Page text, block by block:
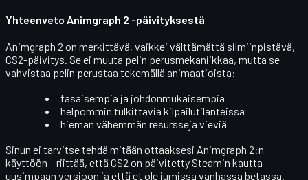
Yhteenveto Animgraph 2 -päivityksestä
Animgraph 2 on merkittävä, vaikkei välttämättä silmiinpistävä,
CS2-päivitys. Se ei muuta pelin perusmekaniikkaa, mutta se
vahvistaa pelin perustaa tekemällä animaatioista:
tasaisempia ja johdonmukaisempia
helpommin tulkittavia kilpailutilanteissa
hieman vähemmän resursseja vieviä
Sinun ei tarvitse tehdä mitään ottaaksesi Animgraph 2:n
käyttöön – riittää, että CS2 on päivitetty Steamin kautta
uusimpaan versioon ja että et ole jumissa vanhassa betassa.